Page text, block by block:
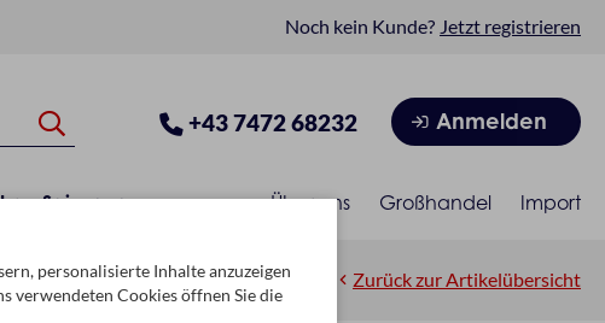
Noch kein Kunde? Jetzt registrieren
+43 7472 68232 Anmelden
Saisonen Über uns Großhandel Import
Zurück zur Artikelübersicht
personalisierte Inhalte anzuzeigen
verwendeten Cookies öffnen Sie die